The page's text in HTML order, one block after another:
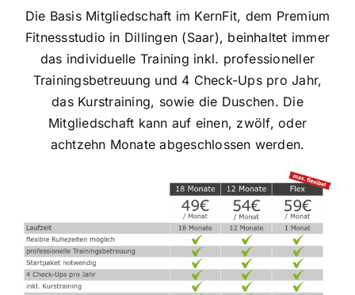
Die Basis Mitgliedschaft im KernFit, dem Premium
Fitnessstudio in Dillingen (Saar), beinhaltet immer
das individuelle Training inkl. professioneller
Trainingsbetreuung und 4 Check-Ups pro Jahr,
das Kurstraining, sowie die Duschen. Die
Mitgliedschaft kann auf einen, zwölf, oder
achtzehn Monate abgeschlossen werden.